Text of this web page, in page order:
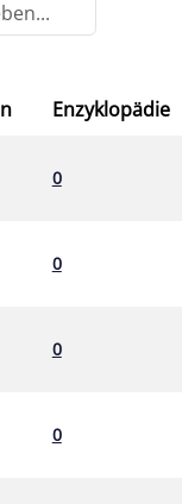
Enzyklopädie
0
0
0
0